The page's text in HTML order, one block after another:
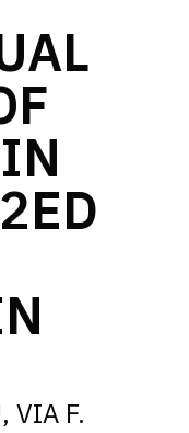
VIA F.